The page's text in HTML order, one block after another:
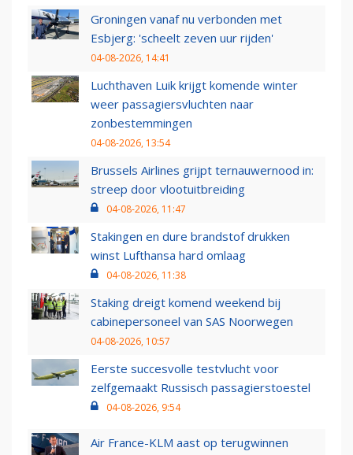
Groningen vanaf nu verbonden met
Esbjerg: 'scheelt zeven uur rijden'
04-08-2026, 14:41
Luchthaven Luik krijgt komende winter
weer passagiersvluchten naar
zonbestemmingen
04-08-2026, 13:54
Brussels Airlines grijpt ternauwernood in:
streep door vlootuitbreiding
04-08-2026, 11:47
Stakingen en dure brandstof drukken
winst Lufthansa hard omlaag
04-08-2026, 11:38
Staking dreigt komend weekend bij
cabinepersoneel van SAS Noorwegen
04-08-2026, 10:57
Eerste succesvolle testvlucht voor
zelfgemaakt Russisch passagierstoestel
04-08-2026, 9:54
Air France-KLM aast op terugwinnen